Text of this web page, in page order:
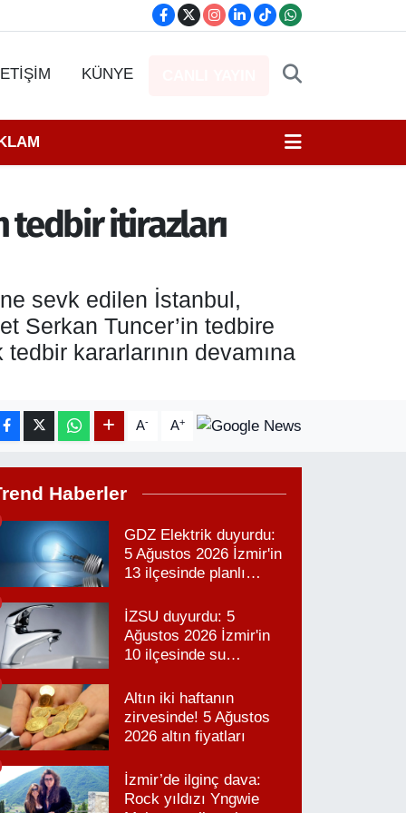
KÜNYE
tedbir itirazları
sevk edilen İstanbul,
Serkan Tuncer’in tedbire
kararlarının devamına
A- A+
Haberler
GDZ Elektrik duyurdu:
5 Ağustos 2026 İzmir'in
13 ilçesinde planlı
İZSU duyurdu: 5
Ağustos 2026 İzmir'in
10 ilçesinde su
Altın iki haftanın
zirvesinde! 5 Ağustos
2026 altın fiyatları
İzmir’de ilginç dava:
Rock yıldızı Yngwie